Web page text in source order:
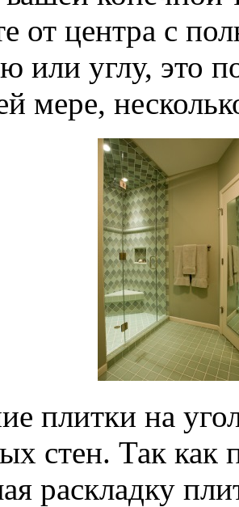
от центра с
или углу, это
мере,
плитки на
стен. Так как
раскладку